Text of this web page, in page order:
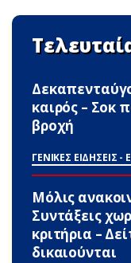
καιρός – Σoκ
βροχή
ΓΕΝΙΚΕΣ ΕΙΔΗΣΕΙΣ -
Μόλις
Συντάξεις
κριτήρια –
δικαιούνται